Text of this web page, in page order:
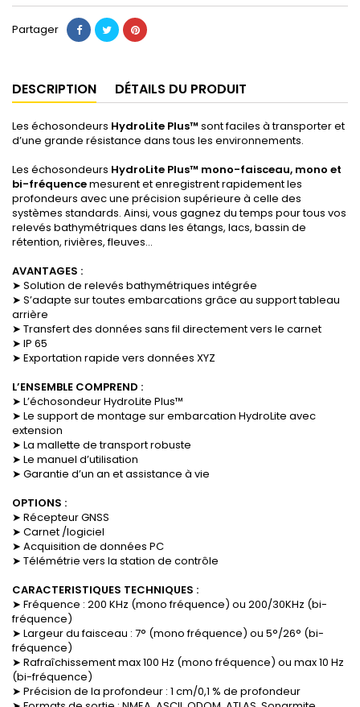
Partager
DESCRIPTION DÉTAILS DU PRODUIT
Les échosondeurs HydroLite Plus™sont faciles à transporter et
d’une grande résistance dans tous les environnements.
Les échosondeurs HydroLite Plus™ mono-faisceau, mono et
bi-fréquencemesurent et enregistrent rapidement les
profondeurs avec une précision supérieure à celle des
systèmes standards. Ainsi, vous gagnez du temps pour tous vos
relevés bathymétriques dans les étangs, lacs, bassin de
rétention, rivières, fleuves…
AVANTAGES :
➤ Solution de relevés bathymétriques intégrée
➤ S’adapte sur toutes embarcations grâce au support tableau
arrière
➤ Transfert des données sans fil directement vers le carnet
➤ IP 65
➤ Exportation rapide vers données XYZ
L’ENSEMBLE COMPREND :
➤ L’échosondeur HydroLite Plus™
➤ Le support de montage sur embarcation HydroLite avec
extension
➤ La mallette de transport robuste
➤ Le manuel d’utilisation
➤ Garantie d’un an et assistance à vie
OPTIONS :
➤ Récepteur GNSS
➤ Carnet /logiciel
➤ Acquisition de données PC
➤ Télémétrie vers la station de contrôle
CARACTERISTIQUES TECHNIQUES :
➤ Fréquence : 200 KHz (mono fréquence) ou 200/30KHz (bi-
fréquence)
➤ Largeur du faisceau : 7° (mono fréquence) ou 5°/26° (bi-
fréquence)
➤ Rafraîchissement max 100 Hz (mono fréquence) ou max 10 Hz
(bi-fréquence)
➤ Précision de la profondeur : 1 cm/0,1 % de profondeur